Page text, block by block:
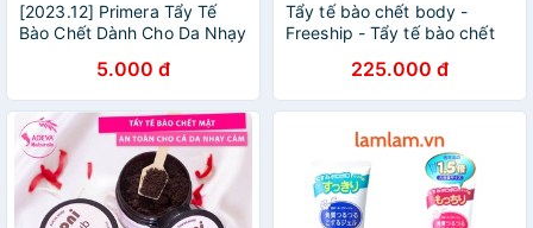
[2023.12] Primera Tẩy Tế
Bào Chết Dành Cho Da Nhạy
5.000 đ
Tẩy tế bào chết body -
Freeship - Tẩy tế bào chết
toàn cho cả da nhạy cảm
200 gr
225.000 đ